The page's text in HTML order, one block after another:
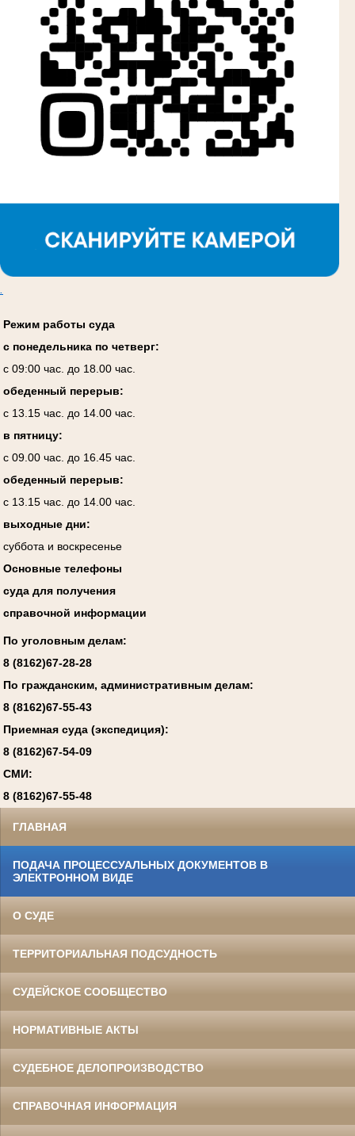
Режим работы суда
с понедельника по четверг:
с 09:00 час. до 18.00 час.
обеденный перерыв:
с 13.15 час. до 14.00 час.
в пятницу:
с 09.00 час. до 16.45 час.
обеденный перерыв:
с 13.15 час. до 14.00 час.
выходные дни:
суббота и воскресенье
Основные телефоны
суда для получения
справочной информации
По уголовным делам:
8 (8162)67-28-28
По гражданским, административным делам:
8 (8162)67-55-43
Приемная суда (экспедиция):
8 (8162)67-54-09
СМИ:
8 (8162)67-55-48
ГЛАВНАЯ
ПОДАЧА ПРОЦЕССУАЛЬНЫХ ДОКУМЕНТОВ В
ЭЛЕКТРОННОМ ВИДЕ
О СУДЕ
ТЕРРИТОРИАЛЬНАЯ ПОДСУДНОСТЬ
СУДЕЙСКОЕ СООБЩЕСТВО
НОРМАТИВНЫЕ АКТЫ
СУДЕБНОЕ ДЕЛОПРОИЗВОДСТВО
СПРАВОЧНАЯ ИНФОРМАЦИЯ